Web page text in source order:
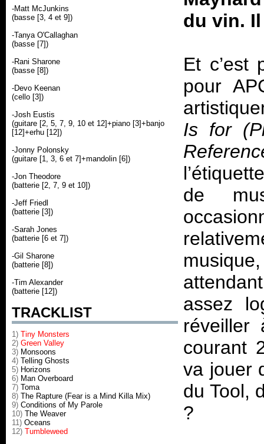
-Matt McJunkins
(basse [3, 4 et 9])
-Tanya O'Callaghan
(basse [7])
-Rani Sharone
(basse [8])
-Devo Keenan
(cello [3])
-Josh Eustis
(guitare [2, 5, 7, 9, 10 et 12]+piano [3]+banjo
[12]+erhu [12])
-Jonny Polonsky
(guitare [1, 3, 6 et 7]+mandolin [6])
-Jon Theodore
(batterie [2, 7, 9 et 10])
-Jeff Friedl
(batterie [3])
-Sarah Jones
(batterie [6 et 7])
-Gil Sharone
(batterie [8])
-Tim Alexander
(batterie [12])
TRACKLIST
1) Tiny Monsters
2) Green Valley
3) Monsoons
4) Telling Ghosts
5) Horizons
6) Man Overboard
7) Toma
8) The Rapture (Fear is a Mind Killa Mix)
9) Conditions of My Parole
10) The Weaver
11) Oceans
12) Tumbleweed
du vin.
Et c’est
pour
Is for
de
assez
réveiller
courant
va jouer
du Tool,
?